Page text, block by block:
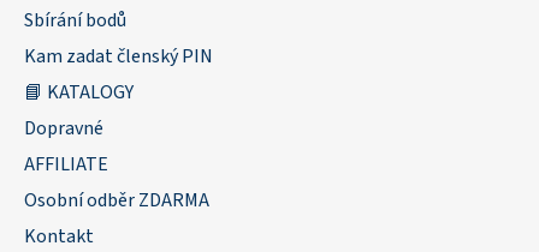
Sbírání bodů
Kam zadat členský PIN
📘 KATALOGY
Dopravné
AFFILIATE
Osobní odběr ZDARMA
Kontakt